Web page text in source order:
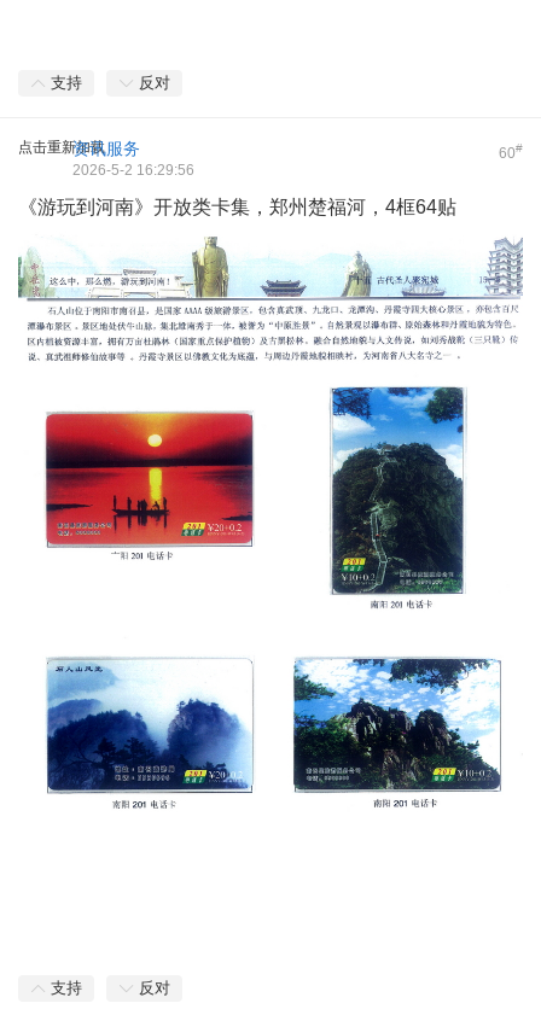
支持 反对
点击重新加载 60#
资讯服务
2026-5-2 16:29:56
《游玩到河南》开放类卡集，郑州楚福河，4框64贴
支持 反对